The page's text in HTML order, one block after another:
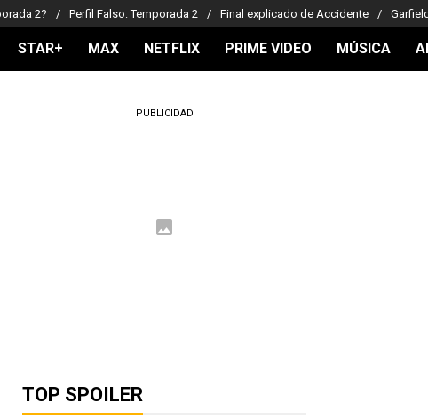
2? Perfil Falso: Temporada 2 Final explicado de Accidente
STAR+ MAX NETFLIX PRIME VIDEO MÚSICA
PUBLICIDAD
TOP SPOILER